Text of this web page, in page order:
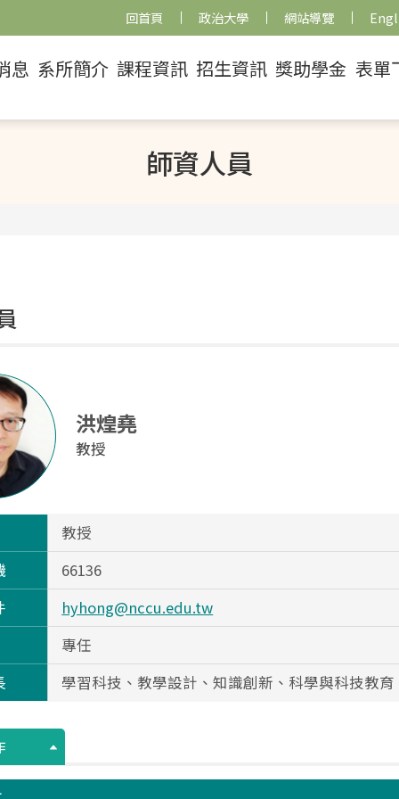
回首頁 政治大學 網站導覽
息 系所簡介 課程資訊 招生資訊 獎助學金 表單
師資人員
洪煌堯
教授
教授
66136
hyhong@nccu.edu.tw
專任
學習科技、教學設計、知識創新、科學與科技教育